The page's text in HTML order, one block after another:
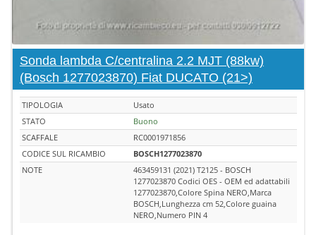
Sonda lambda C/centralina 2.2 MJT (88kw)
(Bosch 1277023870) Fiat DUCATO (21>)
TIPOLOGIA
Usato
STATO
Buono
SCAFFALE
RC0001971856
CODICE SUL RICAMBIO
BOSCH1277023870
NOTE
463459131 (2021) T2125 - BOSCH
1277023870 Codici OES - OEM ed adattabili
1277023870,Colore Spina NERO,Marca
BOSCH,Lunghezza cm 52,Colore guaina
NERO,Numero PIN 4